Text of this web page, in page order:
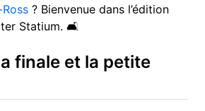
? Bienvenue dans l’édition
Statium. 🛋
finale et la petite